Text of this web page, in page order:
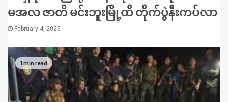
မအလ ဇာတိ မင်းဘူးမြို့ထိ တိုက်ပွဲနီးကပ်လာ
February 4, 2025
1 min read